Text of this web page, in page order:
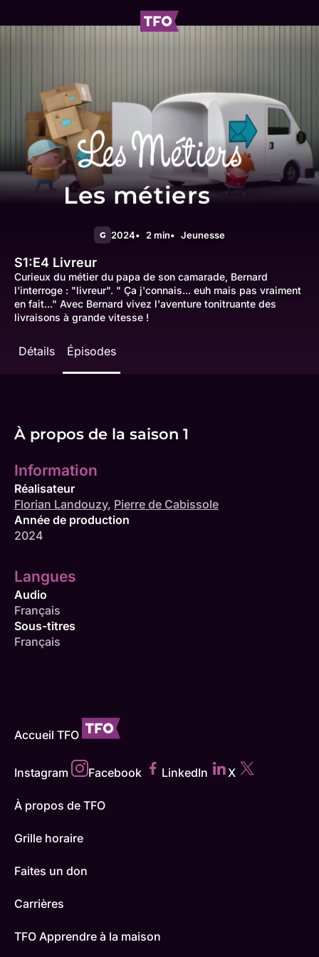
Les métiers
G 2024 2 min Jeunesse
S1:E4 Livreur
Curieux du métier du papa de son camarade, Bernard
l'interroge : "livreur". " Ça j'connais... euh mais pas vraiment
en fait..." Avec Bernard vivez l'aventure tonitruante des
livraisons à grande vitesse !
Détails Épisodes
À propos de la saison 1
Information
Réalisateur
Florian Landouzy, Pierre de Cabissole
Année de production
2024
Langues
Audio
Français
Sous-titres
Français
Accueil TFO
Instagram Facebook LinkedIn X
À propos de TFO
Grille horaire
Faites un don
Carrières
TFO Apprendre à la maison